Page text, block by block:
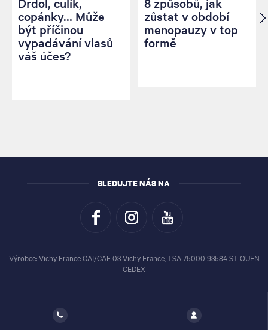
copánky… Může
být příčinou
vypadávání vlasů
váš účes?
zůstat v období
menopauzy v top
formě
SLEDUJTE NÁS NA
Výrobce: Vichy France CAI/CAF 03 Vichy France, TSA 75000 93584 ST OUEN
CEDEX